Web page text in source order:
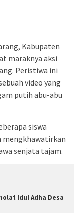
Kabupaten
maraknya aksi
Peristiwa ini
video yang
putih abu-abu
siswa
mengkhawatirkan
senjata tajam.
Idul Adha Desa